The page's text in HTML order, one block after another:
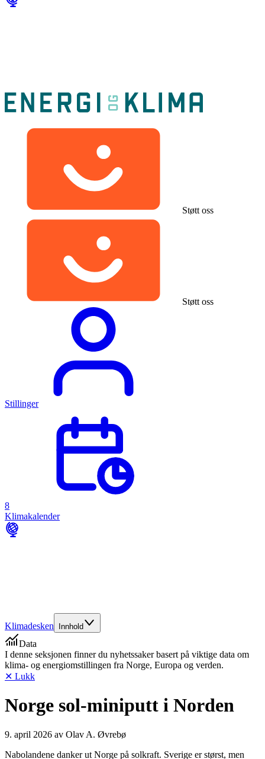
Støtt oss
Støtt oss
Stillinger
8
Klimakalender
Klimadesken Innhold
Data
I denne seksjonen finner du nyhetssaker basert på viktige data om
klima- og energiomstillingen fra Norge, Europa og verden.
✕ Lukk
Norge sol-miniputt i Norden
9. april 2026 av Olav A. Øvrebø
Nabolandene danker ut Norge på solkraft. Sverige er størst, men